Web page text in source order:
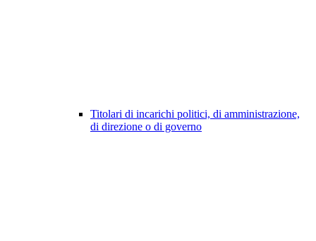
Titolari di incarichi politici, di amministrazione,
di direzione o di governo